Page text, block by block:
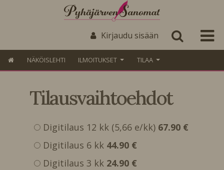
Kirjaudu sisään
NÄKÖISLEHTI ILMOITUKSET TILAA
Tilausvaihtoehdot
Digitilaus 12 kk (5,66 e/kk) 67.90 €
Digitilaus 6 kk 44.90 €
Digitilaus 3 kk 24.90 €